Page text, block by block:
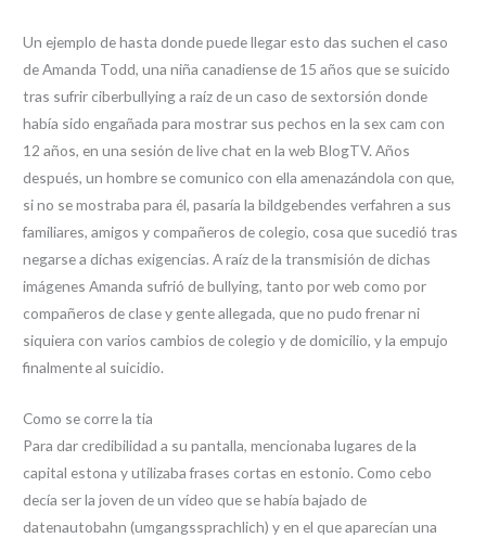
Un ejemplo de hasta donde puede llegar esto das suchen el caso
de Amanda Todd, una niña canadiense de 15 años que se suicido
tras sufrir ciberbullying a raíz de un caso de sextorsión donde
había sido engañada para mostrar sus pechos en la sex cam con
12 años, en una sesión de live chat en la web BlogTV. Años
después, un hombre se comunico con ella amenazándola con que,
si no se mostraba para él, pasaría la bildgebendes verfahren a sus
familiares, amigos y compañeros de colegio, cosa que sucedió tras
negarse a dichas exigencias. A raíz de la transmisión de dichas
imágenes Amanda sufrió de bullying, tanto por web como por
compañeros de clase y gente allegada, que no pudo frenar ni
siquiera con varios cambios de colegio y de domicilio, y la empujo
finalmente al suicidio.
Como se corre la tia
Para dar credibilidad a su pantalla, mencionaba lugares de la
capital estona y utilizaba frases cortas en estonio. Como cebo
decía ser la joven de un vídeo que se había bajado de
datenautobahn (umgangssprachlich) y en el que aparecían una